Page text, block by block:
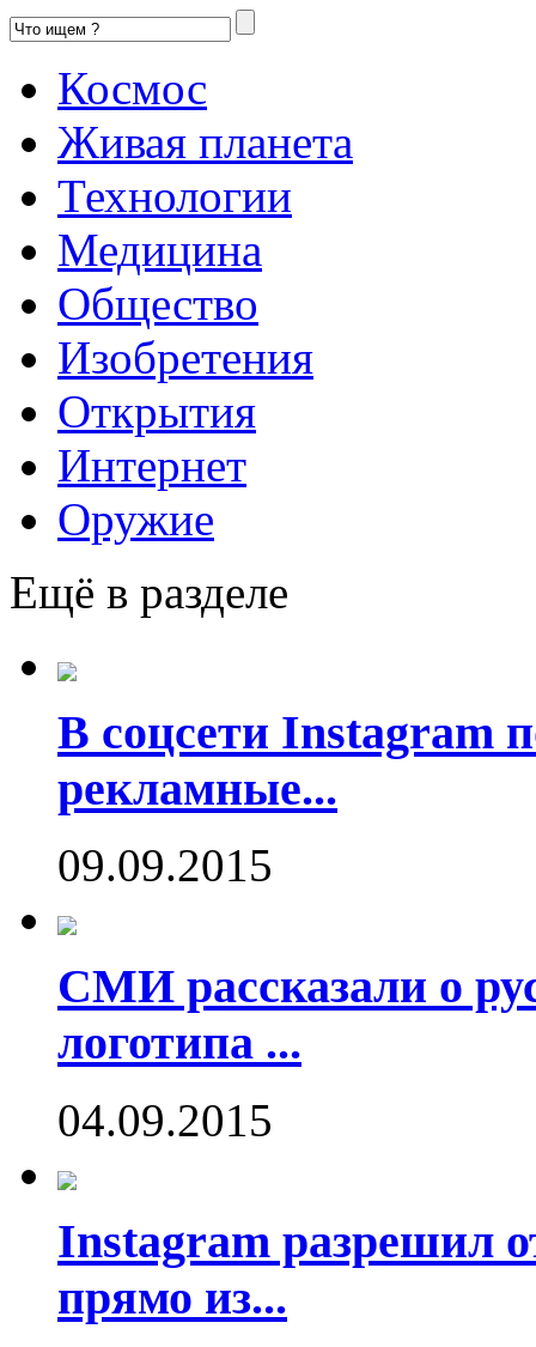
Космос
Живая планета
Технологии
Медицина
Общество
Изобретения
Открытия
Интернет
Оружие
Ещё в разделе
В соцсети Instagram
рекламные...
09.09.2015
СМИ рассказали о
логотипа ...
04.09.2015
Instagram разрешил
прямо из...